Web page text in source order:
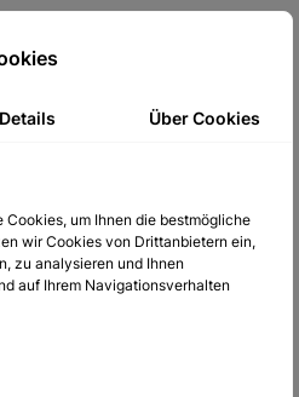
Stärke von 16 mm
über 3 Schubladen und 2
Details Über Cookies
um Ihnen die bestmögliche
wir Cookies von Drittanbietern ein,
zu analysieren und Ihnen
auf Ihrem Navigationsverhalten